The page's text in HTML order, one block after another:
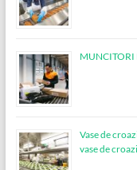
MUNCITORI
Vase de
vase de